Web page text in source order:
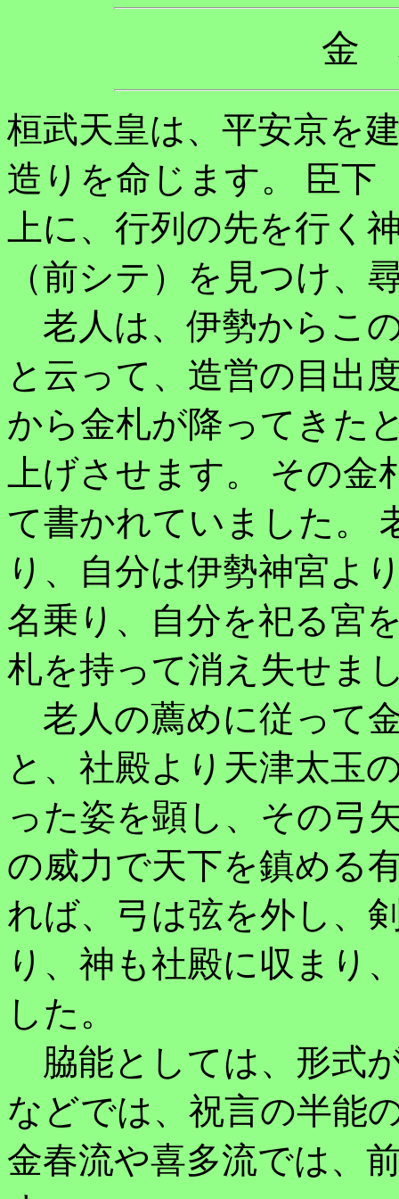
桓武天皇は、平安京を
造りを命じます。 臣下
上に、行列の先を行く
（前シテ）を見つけ、
老人は、伊勢からこ
と云って、造営の目出
から金札が降ってきた
上げさせます。 その金
て書かれていました。
り、自分は伊勢神宮よ
名乗り、自分を祀る宮
札を持って消え失せま
老人の薦めに従って
と、社殿より天津太玉
った姿を顕し、その弓
の威力で天下を鎮める
れば、弓は弦を外し、
り、神も社殿に収まり
した。
脇能としては、形式
などでは、祝言の半能
金春流や喜多流では、